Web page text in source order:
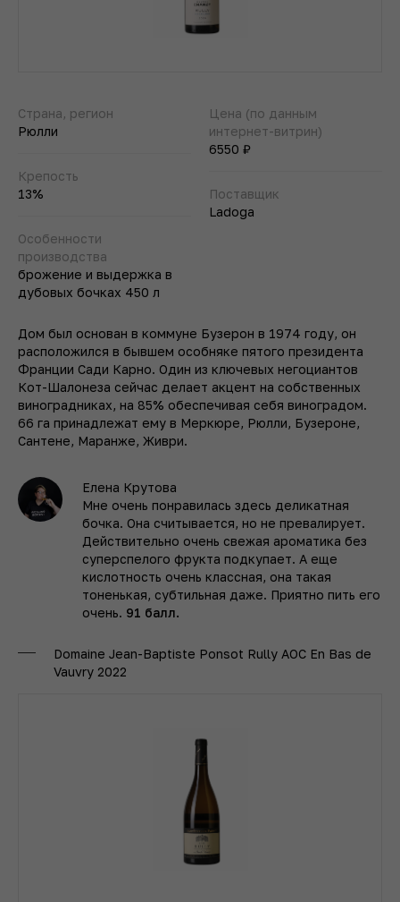
Страна, регион
Рюлли
Крепость
13%
Особенности
производства
брожение и выдержка в
дубовых бочках 450 л
Цена (по данным
интернет-витрин)
6550 ₽
Поставщик
Ladoga
Дом был основан в коммуне Бузерон в 1974 году, он
расположился в бывшем особняке пятого президента
Франции Сади Карно. Один из ключевых негоциантов
Кот-Шалонеза сейчас делает акцент на собственных
виноградниках, на 85% обеспечивая себя виноградом.
66 га принадлежат ему в Меркюре, Рюлли, Бузероне,
Сантене, Маранже, Живри.
Елена Крутова
Мне очень понравилась здесь деликатная
бочка. Она считывается, но не превалирует.
Действительно очень свежая ароматика без
суперспелого фрукта подкупает. А еще
кислотность очень классная, она такая
тоненькая, субтильная даже. Приятно пить его
очень. 91 балл.
Domaine Jean-Baptiste Ponsot Rully AOC En Bas de
Vauvry 2022